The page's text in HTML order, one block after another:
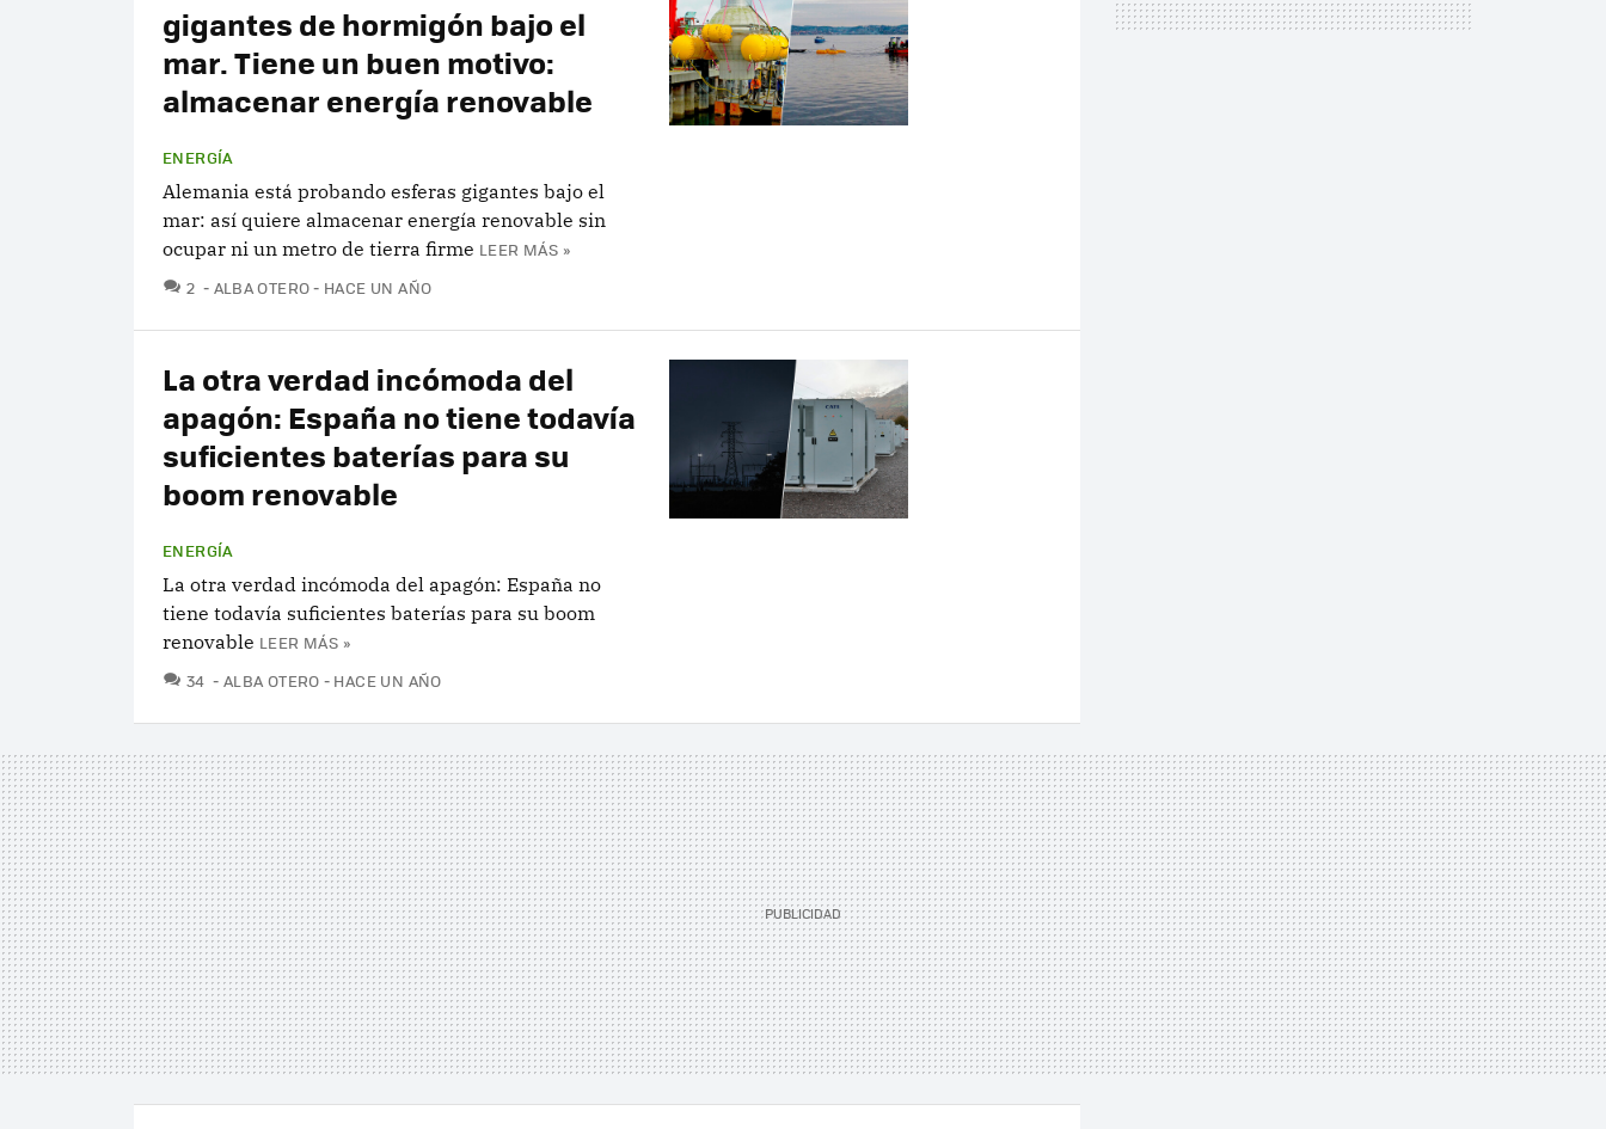
gigantes de hormigón bajo el
mar. Tiene un buen motivo:
almacenar energía renovable
ENERGÍA
Alemania está probando esferas gigantes bajo el
mar: así quiere almacenar energía renovable sin
ocupar ni un metro de tierra firme LEER MÁS »
2 COMENTARIOS
ALBA OTERO HACE UN AÑO
La otra verdad incómoda del
apagón: España no tiene todavía
suficientes baterías para su
boom renovable
ENERGÍA
La otra verdad incómoda del apagón: España no
tiene todavía suficientes baterías para su boom
renovable LEER MÁS »
34 COMENTARIOS
ALBA OTERO HACE UN AÑO